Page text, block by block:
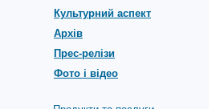
Культурний аспект
Архів
Прес-релізи
Фото і відео